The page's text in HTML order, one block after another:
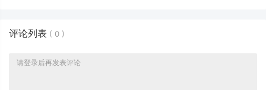
评论列表 ( 0 )